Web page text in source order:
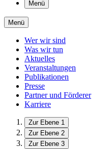
Menü
Menü
Wer wir sind
Was wir tun
Aktuelles
Veranstaltungen
Publikationen
Presse
Partner und Förderer
Karriere
Zur Ebene 1
Zur Ebene 2
Zur Ebene 3